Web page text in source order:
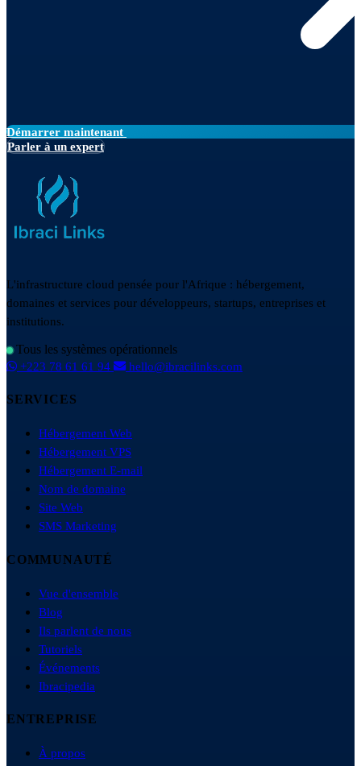
Démarrer maintenant
Parler à un expert
L'infrastructure cloud pensée pour l'Afrique : hébergement,
domaines et services pour développeurs, startups, entreprises et
institutions.
Tous les systèmes opérationnels
+223 78 61 61 94
hello@ibracilinks.com
SERVICES
Hébergement Web
Hébergement VPS
Hébergement E-mail
Nom de domaine
Site Web
SMS Marketing
COMMUNAUTÉ
Vue d'ensemble
Blog
Ils parlent de nous
Tutoriels
Événements
Ibracipedia
ENTREPRISE
À propos